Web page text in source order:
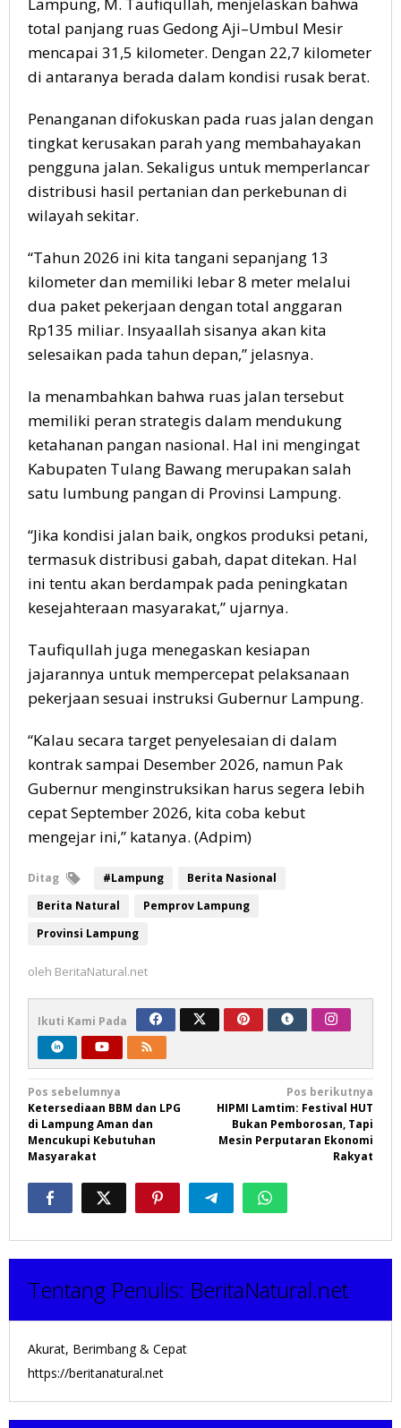
total panjang ruas Gedong Aji–Umbul Mesir
mencapai 31,5 kilometer. Dengan 22,7 kilometer
di antaranya berada dalam kondisi rusak berat.
Penanganan difokuskan pada ruas jalan dengan
tingkat kerusakan parah yang membahayakan
pengguna jalan. Sekaligus untuk memperlancar
distribusi hasil pertanian dan perkebunan di
wilayah sekitar.
“Tahun 2026 ini kita tangani sepanjang 13
kilometer dan memiliki lebar 8 meter melalui
dua paket pekerjaan dengan total anggaran
Rp135 miliar. Insyaallah sisanya akan kita
selesaikan pada tahun depan,” jelasnya.
Ia menambahkan bahwa ruas jalan tersebut
memiliki peran strategis dalam mendukung
ketahanan pangan nasional. Hal ini mengingat
Kabupaten Tulang Bawang merupakan salah
satu lumbung pangan di Provinsi Lampung.
“Jika kondisi jalan baik, ongkos produksi petani,
termasuk distribusi gabah, dapat ditekan. Hal
ini tentu akan berdampak pada peningkatan
kesejahteraan masyarakat,” ujarnya.
Taufiqullah juga menegaskan kesiapan
jajarannya untuk mempercepat pelaksanaan
pekerjaan sesuai instruksi Gubernur Lampung.
“Kalau secara target penyelesaian di dalam
kontrak sampai Desember 2026, namun Pak
Gubernur menginstruksikan harus segera lebih
cepat September 2026, kita coba kebut
mengejar ini,” katanya. (Adpim)
Ditag #Lampung
Berita Nasional
Berita Natural
Pemprov Lampung
Provinsi Lampung
oleh BeritaNatural.net
Ikuti Kami Pada
Navigasi
pos
Pos sebelumnya
Ketersediaan BBM dan LPG
di Lampung Aman dan
Mencukupi Kebutuhan
Masyarakat
Pos berikutnya
HIPMI Lamtim: Festival HUT
Bukan Pemborosan, Tapi
Mesin Perputaran Ekonomi
Rakyat
Tentang Penulis: BeritaNatural.net
Akurat, Berimbang & Cepat
https://beritanatural.net